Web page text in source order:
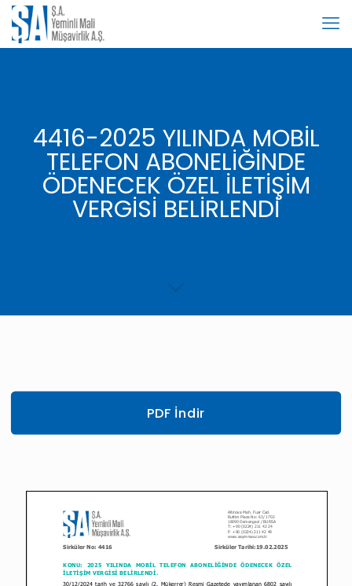
4416-2025 YILINDA MOBİL
TELEFON ABONELİĞİNDE
ÖDENECEK ÖZEL İLETİŞİM
VERGİSİ BELİRLENDİ
PDF İndir